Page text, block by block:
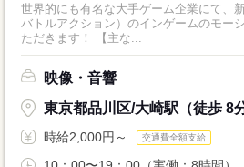
世界的にも有名な大手ゲーム企業にて、
バトルアクション）のインゲームのモー
ただきます！ 【主な...
映像・音響
東京都品川区/大崎駅（徒歩 8分
時給2,000円～ 交通費全額支給